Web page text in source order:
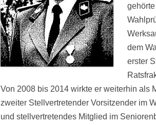
dem
erster
Von 2008 bis 2014 wirkte er weiterhin als
zweiter Stellvertretender Vorsitzender im
und stellvertretendes Mitglied im